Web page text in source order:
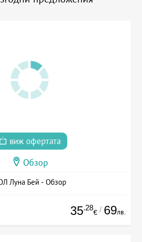
виж офертата
Обзор
Луна Бей - Обзор
35.28
€ / 69лв.